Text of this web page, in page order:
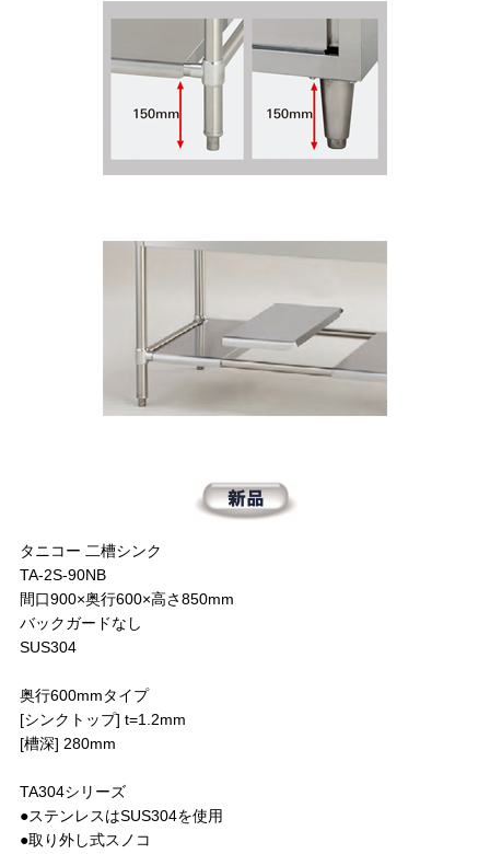
タニコー 二槽シンク
TA-2S-90NB
間口900×奥行600×高さ850mm
バックガードなし
SUS304
奥行600mmタイプ
[シンクトップ] t=1.2mm
[槽深] 280mm
TA304シリーズ
●ステンレスはSUS304を使用
●取り外し式スノコ